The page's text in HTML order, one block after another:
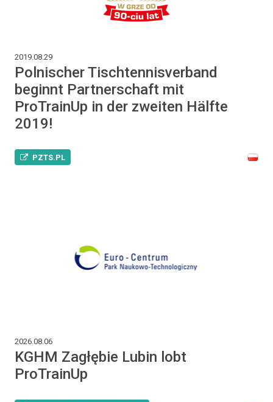
2019.08.29
Polnischer Tischtennisverband
beginnt Partnerschaft mit
ProTrainUp in der zweiten Hälfte
2019!
PZTS.PL
2026.08.06
KGHM Zagłębie Lubin lobt
ProTrainUp